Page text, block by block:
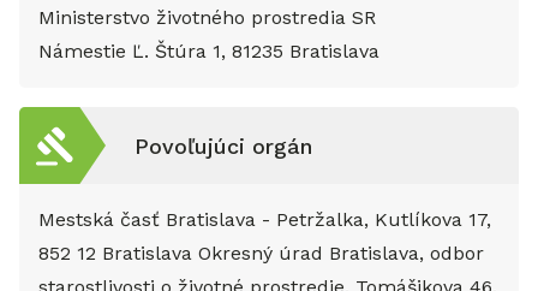
Ministerstvo životného prostredia SR
Námestie Ľ. Štúra 1, 81235 Bratislava
Povoľujúci orgán
Mestská časť Bratislava - Petržalka, Kutlíkova 17,
852 12 Bratislava Okresný úrad Bratislava, odbor